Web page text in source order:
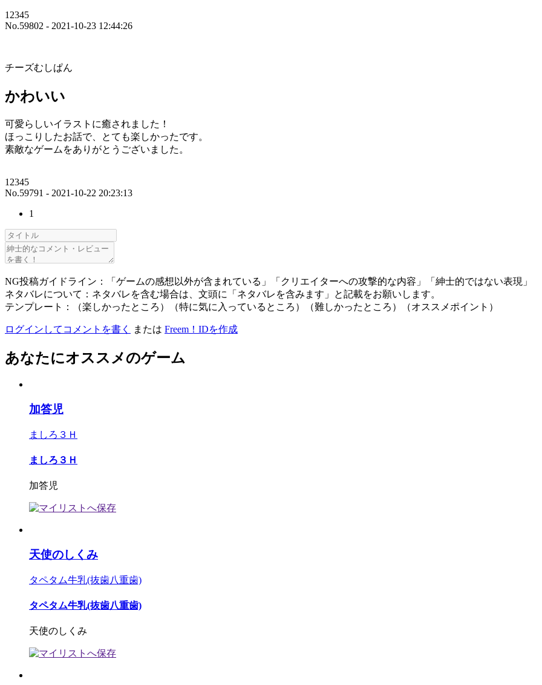
12345
No.59802 - 2021-10-23 12:44:26
チーズむしぱん
かわいい
可愛らしいイラストに癒されました！
ほっこりしたお話で、とても楽しかったです。
素敵なゲームをありがとうございました。
12345
No.59791 - 2021-10-22 20:23:13
1
NG投稿ガイドライン：「ゲームの感想以外が含まれている」「クリエイターへの攻撃的な内容」「紳士的ではない表現」
ネタバレについて：ネタバレを含む場合は、文頭に「ネタバレを含みます」と記載をお願いします。
テンプレート：（楽しかったところ）（特に気に入っているところ）（難しかったところ）（オススメポイント）
ログインしてコメントを書く または Freem！IDを作成
あなたにオススメのゲーム
加答児
ましろ３Ｈ
ましろ３Ｈ
加答児
天使のしくみ
タペタム牛乳(抜歯八重歯)
タペタム牛乳(抜歯八重歯)
天使のしくみ